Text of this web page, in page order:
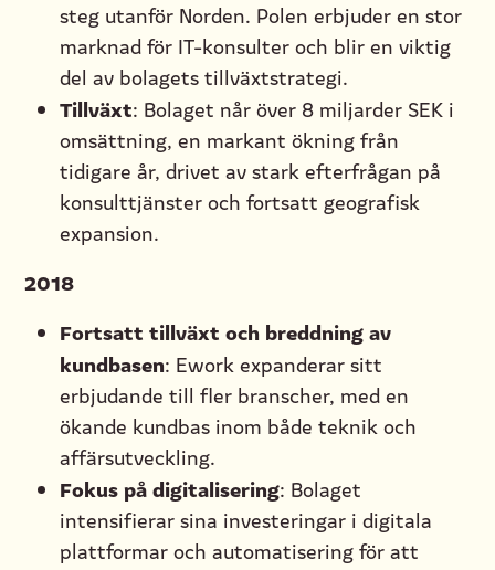
steg utanför Norden. Polen erbjuder en stor
marknad för IT-konsulter och blir en viktig
del av bolagets tillväxtstrategi.
Tillväxt: Bolaget når över 8 miljarder SEK i
omsättning, en markant ökning från
tidigare år, drivet av stark efterfrågan på
konsulttjänster och fortsatt geografisk
expansion.
2018
Fortsatt tillväxt och breddning av
kundbasen: Ework expanderar sitt
erbjudande till fler branscher, med en
ökande kundbas inom både teknik och
affärsutveckling.
Fokus på digitalisering: Bolaget
intensifierar sina investeringar i digitala
plattformar och automatisering för att